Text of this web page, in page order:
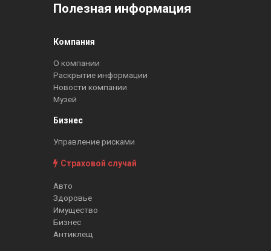
Полезная информация
Компания
О компании
Раскрытие информации
Новости компании
Музей
Бизнес
Управление рисками
Страховой случай
Авто
Здоровье
Имущество
Бизнес
Антиклещ